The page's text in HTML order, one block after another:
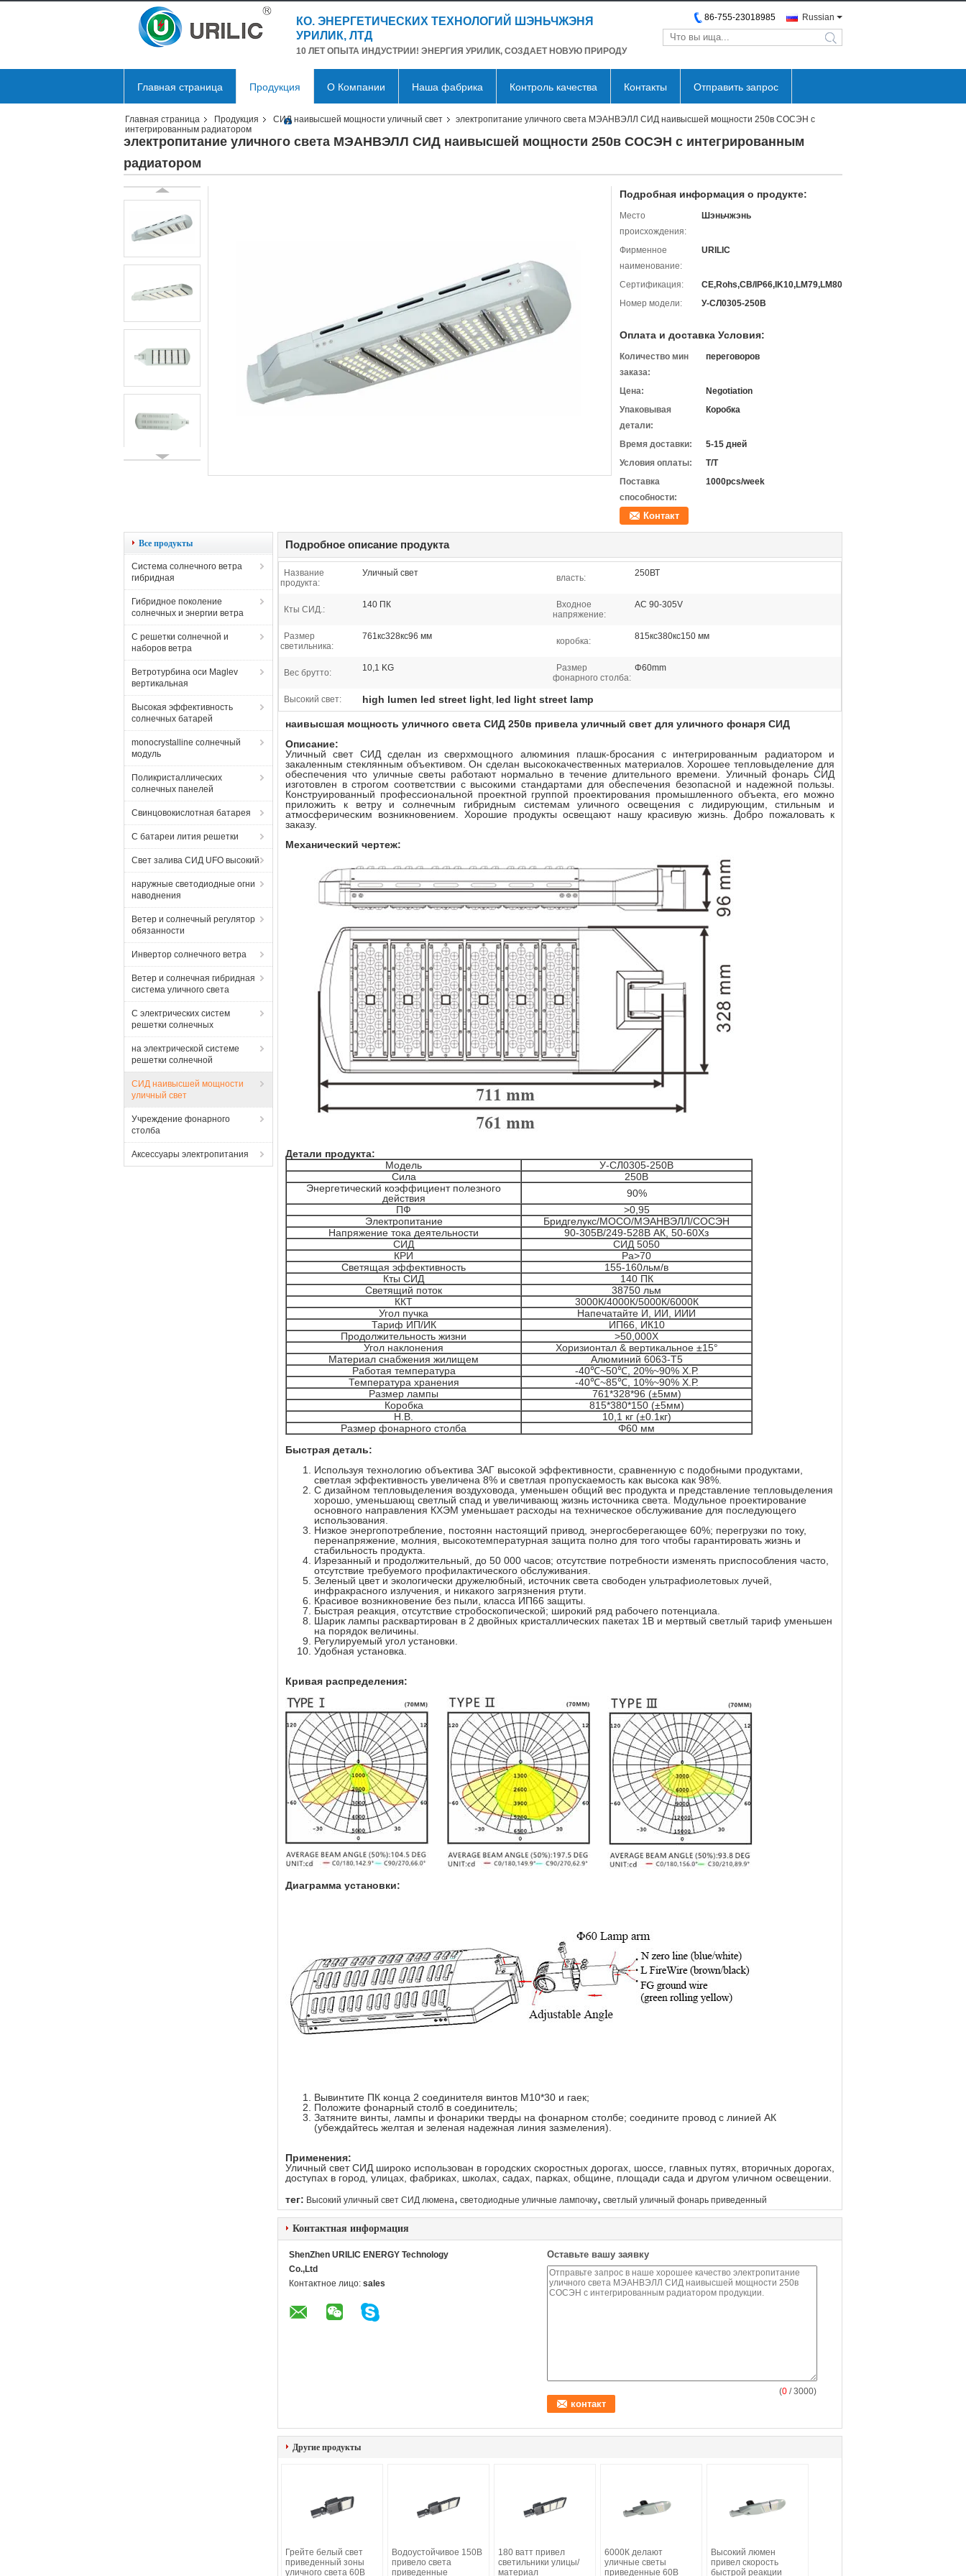
КО. ЭНЕРГЕТИЧЕСКИХ ТЕХНОЛОГИЙ ШЭНЬЧЖЭНЯ
УРИЛИК, ЛТД
10 ЛЕТ ОПЫТА ИНДУСТРИИ! ЭНЕРГИЯ УРИЛИК, СОЗДАЕТ НОВУЮ ПРИРОДУ
Russian
86-755-23018985
Главная страница Продукция О Компании Наша фабрика Контроль качества Контакты Отправить запрос
Главная страница Продукция СИД наивысшей мощности уличный свет
электропитание уличного света МЭАНВЭЛЛ СИД наивысшей мощности 250в СОСЭН с
интегрированным радиатором
электропитание уличного света МЭАНВЭЛЛ СИД наивысшей мощности 250в СОСЭН с интегрированным
радиатором
Подробная информация о продукте:
Место
происхождения:
Шэньчжэнь
Фирменное
наименование:
URILIC
Сертификация:
CE,Rohs,CB/IP66,IK10,LM79,LM80
Номер модели:
У-СЛ0305-250В
Оплата и доставка Условия:
Количество мин
заказа:
переговоров
Цена:
Negotiation
Упаковывая
детали:
Коробка
Время доставки:
5-15 дней
Условия оплаты:
T/T
Поставка
способности:
1000pcs/week
Контакт
Все продукты
Система солнечного ветра
гибридная
Гибридное поколение
солнечных и энергии ветра
С решетки солнечной и
наборов ветра
Ветротурбина оси Maglev
вертикальная
Высокая эффективность
солнечных батарей
monocrystalline солнечный
модуль
Поликристаллических
солнечных панелей
Свинцовокислотная батарея
С батареи лития решетки
Свет залива СИД UFO высокий
наружные светодиодные огни
наводнения
Ветер и солнечный регулятор
обязанности
Инвертор солнечного ветра
Ветер и солнечная гибридная
система уличного света
С электрических систем
решетки солнечных
на электрической системе
решетки солнечной
СИД наивысшей мощности
уличный свет
Учреждение фонарного
столба
Аксессуары электропитания
Подробное описание продукта
Название
продукта:
Уличный свет власть: 250ВТ
Кты СИД.: 140 ПК
Входное
напряжение:
AC 90-305V
Размер
светильника:
761кс328кс96 мм коробка: 815кс380кс150 мм
Вес брутто: 10,1 KG
Размер
фонарного столба:
Φ60mm
Высокий свет: high lumen led street light, led light street lamp
наивысшая мощность уличного света СИД 250в привела уличный свет для уличного фонаря СИД
Описание:
Уличный свет СИД сделан из сверхмощного алюминия плашк-бросания с интегрированным радиатором и
закаленным стеклянным объективом. Он сделан высококачественных материалов. Хорошее тепловыделение для
обеспечения что уличные светы работают нормально в течение длительного времени. Уличный фонарь СИД
изготовлен в строгом соответствии с высокими стандартами для обеспечения безопасной и надежной пользы.
Конструированный профессиональной проектной группой проектирования промышленного объекта, его можно
приложить к ветру и солнечным гибридным системам уличного освещения с лидирующим, стильным и
атмосферическим возникновением. Хорошие продукты освещают нашу красивую жизнь. Добро пожаловать к
заказу.
Механический чертеж:
Детали продукта:
Модель
У-СЛ0305-250В
Сила
250В
Энергетический коэффициент полезного
действия
90%
ПФ
>0,95
Электропитание
Бридгелукс/МОСО/МЭАНВЭЛЛ/СОСЭН
Напряжение тока деятельности
90-305В/249-528В АК, 50-60Хз
СИД
СИД 5050
КРИ
Ра>70
Светящая эффективность
155-160льм/в
Кты СИД
140 ПК
Светящий поток
38750 льм
ККТ
3000К/4000К/5000К/6000К
Угол пучка
Напечатайте И, ИИ, ИИИ
Тариф ИП/ИК
ИП66, ИК10
Продолжительность жизни
>50,000Х
Угол наклонения
Хоризионтал & вертикальное ±15°
Материал снабжения жилищем
Алюминий 6063-Т5
Работая температура
-40℃~50℃, 20%~90% Х.Р.
Температура хранения
-40℃~85℃, 10%~90% Х.Р.
Размер лампы
761*328*96 (±5мм)
Коробка
815*380*150 (±5мм)
Н.В.
10,1 кг (±0.1кг)
Размер фонарного столба
Φ60 мм
Быстрая деталь:
Используя технологию объектива ЗАГ высокой эффективности, сравненную с подобными продуктами,
светлая эффективность увеличена 8% и светлая пропускаемость как высока как 98%.
С дизайном тепловыделения воздуховода, уменьшен общий вес продукта и представление тепловыделения
хорошо, уменьшающ светлый спад и увеличивающ жизнь источника света. Модульное проектирование
основного направления КХЭМ уменьшает расходы на техническое обслуживание для последующего
использования.
Низкое энергопотребление, постоянн настоящий привод, энергосберегающее 60%; перегрузки по току,
перенапряжение, молния, высокотемпературная защита полно для того чтобы гарантировать жизнь и
стабильность продукта.
Изрезанный и продолжительный, до 50 000 часов; отсутствие потребности изменять приспособления часто,
отсутствие требуемого профилактического обслуживания.
Зеленый цвет и экологически дружелюбный, источник света свободен ультрафиолетовых лучей,
инфракрасного излучения, и никакого загрязнения ртути.
Красивое возникновение без пыли, класса ИП66 защиты.
Быстрая реакция, отсутствие стробоскопической; широкий ряд рабочего потенциала.
Шарик лампы расквартирован в 2 двойных кристаллических пакетах 1В и мертвый светлый тариф уменьшен
на порядок величины.
Регулируемый угол установки.
Удобная установка.
Кривая распределения:
Диаграмма установки:
Вывинтите ПК конца 2 соединителя винтов М10*30 и гаек;
Положите фонарный столб в соединитель;
Затяните винты, лампы и фонарики тверды на фонарном столбе; соедините провод с линией АК
(убеждайтесь желтая и зеленая надежная линия зазмеления).
Применения:
Уличный свет СИД широко использован в городских скоростных дорогах, шоссе, главных путях, вторичных дорогах,
доступах в город, улицах, фабриках, школах, садах, парках, общине, площади сада и другом уличном освещении.
тег: Высокий уличный свет СИД люмена, светодиодные уличные лампочку, светлый уличный фонарь приведенный
Контактная информация
ShenZhen URILIC ENERGY Technology
Co.,Ltd
Контактное лицо: sales
Оставьте вашу заявку
(0 / 3000)
Другие продукты
Грейте белый свет
приведенный зоны
уличного света 60В
Водоустойчивое 150В
привело света
приведенные
180 ватт привел
светильники улицы/
материал
6000К делают
уличные светы
приведенные 60В
Высокий люмен
привел скорость
быстрой реакции